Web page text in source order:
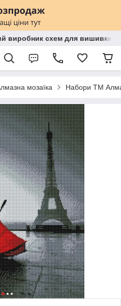
виробник схем для вишивки
мозаїка Набори ТМ